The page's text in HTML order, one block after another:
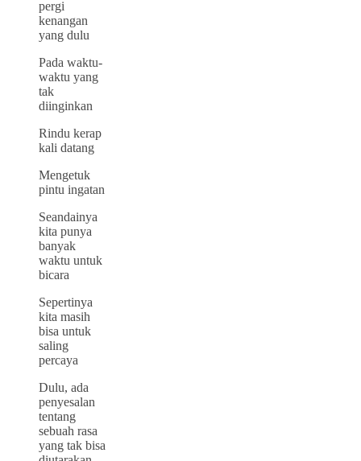
pergi
kenangan
yang dulu
Pada waktu-
waktu yang
tak
diinginkan
Rindu kerap
kali datang
Mengetuk
pintu ingatan
Seandainya
kita punya
banyak
waktu untuk
bicara
Sepertinya
kita masih
bisa untuk
saling
percaya
Dulu, ada
penyesalan
tentang
sebuah rasa
yang tak bisa